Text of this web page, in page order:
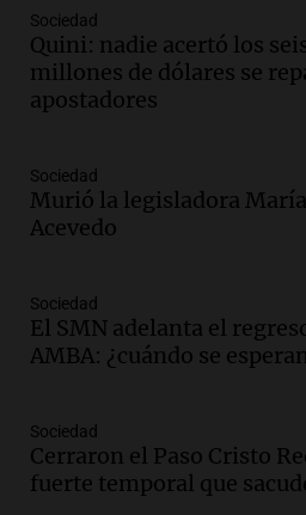
Episodios
Audio.Kicillof critica
financiera y el
Episodios
Audio.La UNT evalúa
Corte Suprema tras
Episodios
Audio.El cardenal
Santa Misa
Episodios
Audio.La Bulaya se
Sociedad
Quini: nadie acertó los
millones de dólares se
apostadores
Sociedad
Murió la legisladora
Acevedo
Sociedad
El SMN adelanta el
AMBA: ¿cuándo se
Sociedad
Cerraron el Paso Cristo
fuerte temporal que